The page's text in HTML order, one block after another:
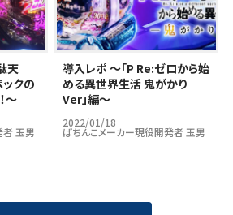
天
クの
～
者 玉男
導入レポ ～「P Re:ゼロから始
める異世界生活 鬼がかり
Ver」編～
2022/01/18
ぱちんこメーカー現役開発者 玉男